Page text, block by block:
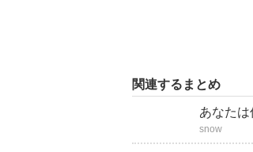
関連するまとめ
あなた
snow